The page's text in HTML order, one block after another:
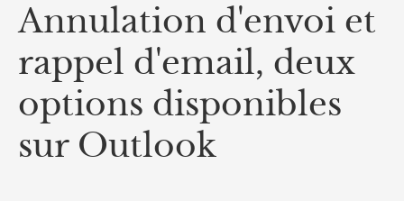
Annulation d'envoi et
rappel d'email, deux
options disponibles
sur Outlook